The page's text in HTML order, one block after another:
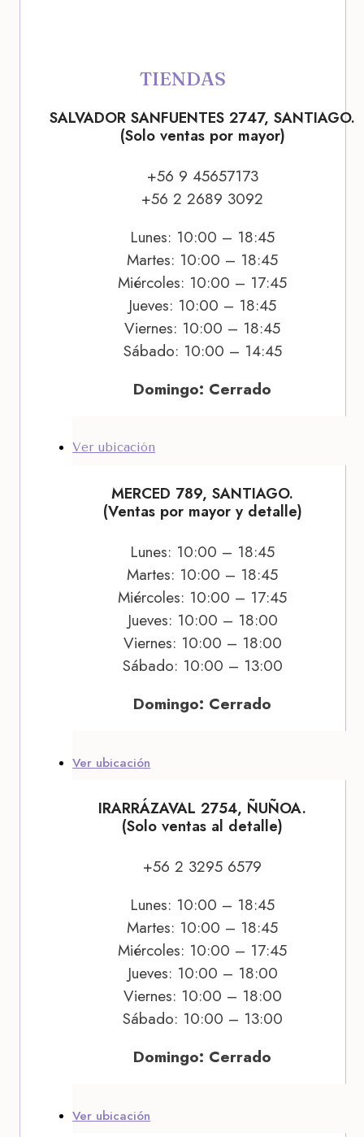
TIENDAS
SALVADOR SANFUENTES 2747, SANTIAGO.
(Solo ventas por mayor)
+56 9 45657173
+56 2 2689 3092
Lunes: 10:00 – 18:45
Martes: 10:00 – 18:45
Miércoles: 10:00 – 17:45
Jueves: 10:00 – 18:45
Viernes: 10:00 – 18:45
Sábado: 10:00 – 14:45
Domingo: Cerrado
Ver ubicación
MERCED 789, SANTIAGO.
(Ventas por mayor y detalle)
Lunes: 10:00 – 18:45
Martes: 10:00 – 18:45
Miércoles: 10:00 – 17:45
Jueves: 10:00 – 18:00
Viernes: 10:00 – 18:00
Sábado: 10:00 – 13:00
Domingo: Cerrado
Ver ubicación
IRARRÁZAVAL 2754, ÑUÑOA.
(Solo ventas al detalle)
+56 2 3295 6579
Lunes: 10:00 – 18:45
Martes: 10:00 – 18:45
Miércoles: 10:00 – 17:45
Jueves: 10:00 – 18:00
Viernes: 10:00 – 18:00
Sábado: 10:00 – 13:00
Domingo: Cerrado
Ver ubicación